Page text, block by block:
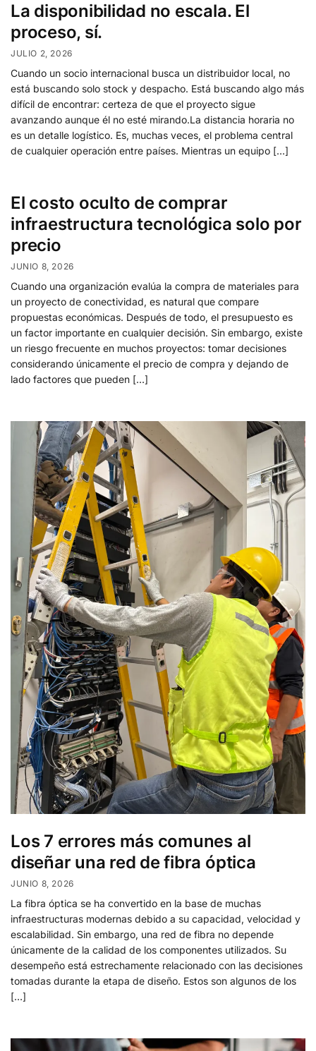
La disponibilidad no escala. El
proceso, sí.
JULIO 2, 2026
Cuando un socio internacional busca un distribuidor local, no
está buscando solo stock y despacho. Está buscando algo más
difícil de encontrar: certeza de que el proyecto sigue
avanzando aunque él no esté mirando.La distancia horaria no
es un detalle logístico. Es, muchas veces, el problema central
de cualquier operación entre países. Mientras un equipo […]
El costo oculto de comprar
infraestructura tecnológica solo por
precio
JUNIO 8, 2026
Cuando una organización evalúa la compra de materiales para
un proyecto de conectividad, es natural que compare
propuestas económicas. Después de todo, el presupuesto es
un factor importante en cualquier decisión. Sin embargo, existe
un riesgo frecuente en muchos proyectos: tomar decisiones
considerando únicamente el precio de compra y dejando de
lado factores que pueden […]
Los 7 errores más comunes al
diseñar una red de fibra óptica
JUNIO 8, 2026
La fibra óptica se ha convertido en la base de muchas
infraestructuras modernas debido a su capacidad, velocidad y
escalabilidad. Sin embargo, una red de fibra no depende
únicamente de la calidad de los componentes utilizados. Su
desempeño está estrechamente relacionado con las decisiones
tomadas durante la etapa de diseño. Estos son algunos de los
[…]